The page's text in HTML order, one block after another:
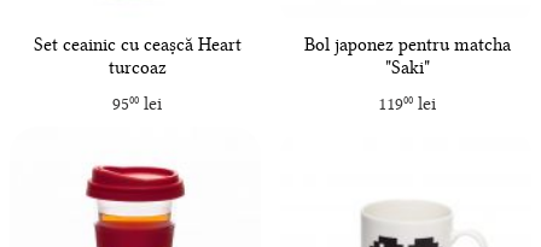
Set ceainic cu ceașcă Heart
turcoaz
9500lei
Bol japonez pentru matcha
"Saki"
11900 lei